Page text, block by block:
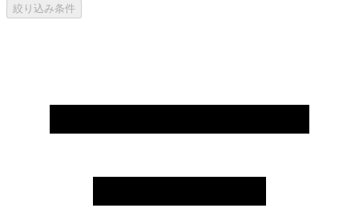
絞り込み条件